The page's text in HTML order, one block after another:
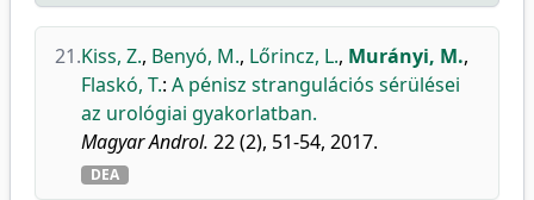
21.Kiss, Z., Benyó, M., Lőrincz, L., Murányi, M.,
Flaskó, T.: A pénisz strangulációs sérülései
az urológiai gyakorlatban.
Magyar Androl. 22 (2), 51-54, 2017.
DEA